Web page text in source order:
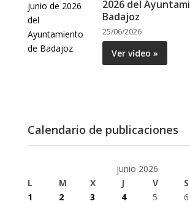
2026 del
Badajoz
25/06/2026
Ver vídeo »
Calendario de publicaciones
junio 2026
L
M X J V S
1
2 3 4 5 6